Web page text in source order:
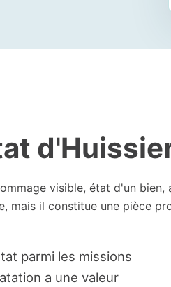
visible, état d'un bien,
mais il constitue une pièce
parmi les missions
a une valeur